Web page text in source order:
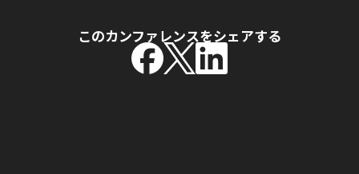
このカンファレンスをシェアする